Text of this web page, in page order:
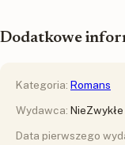
Dodatkowe
Kategoria: Romans
Wydawca: NieZwykłe
Data pierwszego